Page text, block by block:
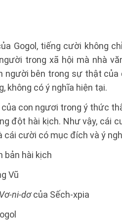
Gogol, tiếng cười không
trong xã hội mà nhà
người bên trong sự thật
không có ý nghĩa hiện tại.
con ngươi trong ý thức
đột hài kịch. Như vậy, cái
cười có mục đích và ý
bản hài kịch
Vũ
ni-dơcủa Sếch-xpia